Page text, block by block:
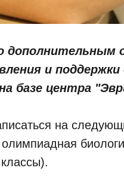
дополнительным
и
базе центра
на